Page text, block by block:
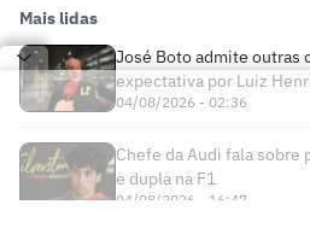
Mais lidas
José Boto admite outras
expectativa por Luiz
04/08/2026 - 02:36
Chefe da Audi fala
e dupla na F1
04/08/2026 - 16:47